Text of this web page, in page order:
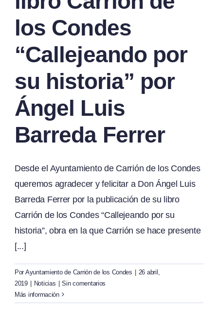
los Condes
“Callejeando por
su historia” por
Ángel Luis
Barreda Ferrer
Desde el Ayuntamiento de Carrión de los Condes
queremos agradecer y felicitar a Don Ángel Luis
Barreda Ferrer por la publicación de su libro
Carrión de los Condes “Callejeando por su
historia”, obra en la que Carrión se hace presente
[...]
Por Ayuntamiento de Carrión de los Condes
26 abril,
2019
Noticias
Sin comentarios
Más información